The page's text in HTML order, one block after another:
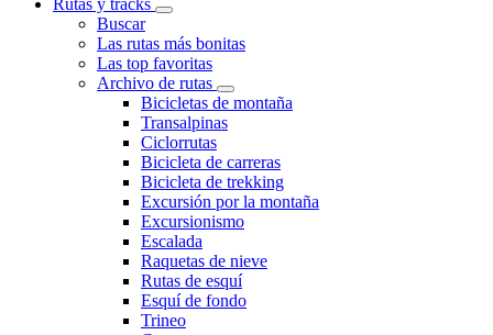
Buscar
Las rutas más bonitas
Las top favoritas
Archivo de rutas
Bicicletas de montaña
Transalpinas
Ciclorrutas
Bicicleta de carreras
Bicicleta de trekking
Excursión por la montaña
Excursionismo
Escalada
Raquetas de nieve
Rutas de esquí
Esquí de fondo
Trineo